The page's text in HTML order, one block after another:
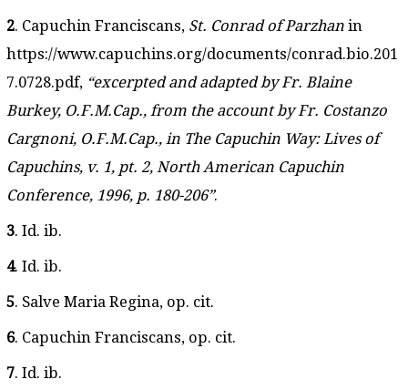
2. Capuchin Franciscans, St. Conrad of Parzhan in
https://www.capuchins.org/documents/conrad.bio.201
7.0728.pdf, “excerpted and adapted by Fr. Blaine
Burkey, O.F.M.Cap., from the account by Fr. Costanzo
Cargnoni, O.F.M.Cap., in The Capuchin Way: Lives of
Capuchins, v. 1, pt. 2, North American Capuchin
Conference, 1996, p. 180-206”.
3. Id. ib.
4. Id. ib.
5. Salve Maria Regina, op. cit.
6. Capuchin Franciscans, op. cit.
7. Id. ib.